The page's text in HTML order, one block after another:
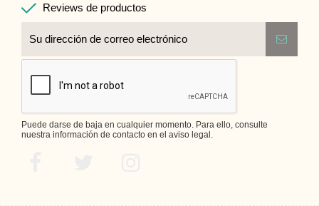
Reviews de productos
Puede darse de baja en cualquier momento. Para ello, consulte
nuestra información de contacto en el aviso legal.